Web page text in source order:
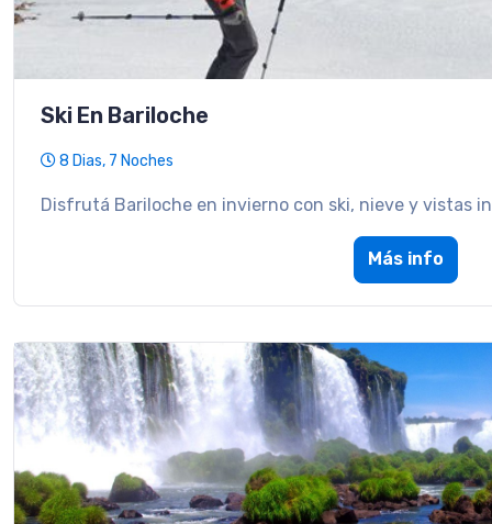
Ski En Bariloche
8 Dias, 7 Noches
Disfrutá Bariloche en invierno con ski, nieve y vistas
Más info